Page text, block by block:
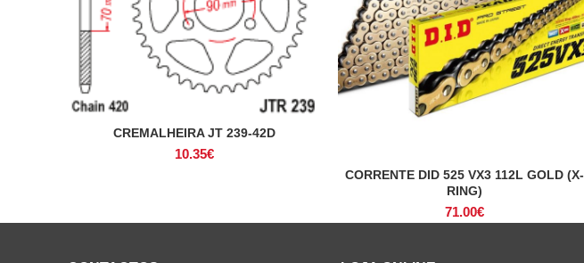
ADICIONAR
CREMALHEIRA JT 239-42D
10.35€
ADICIONAR
CORRENTE DID 525 VX3 112L GOLD (X-
RING)
71.00€